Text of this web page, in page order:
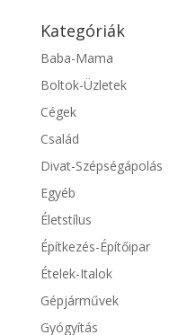
Kategóriák
Baba-Mama
Boltok-Üzletek
Cégek
Család
Divat-Szépségápolás
Egyéb
Életstílus
Építkezés-Építőipar
Ételek-Italok
Gépjárművek
Gyógyítás